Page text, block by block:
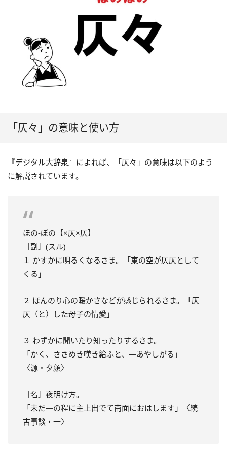
「仄々」の意味と使い方
『デジタル大辞泉』によれば、「仄々」の意味は以下のよう
に解説されています。
ほの‐ぼの【×仄×仄】
［副］(スル)
１ かすかに明るくなるさま。「東の空が仄仄として
くる」
２ ほんのり心の暖かさなどが感じられるさま。「仄
仄（と）した母子の情愛」
３ わずかに聞いたり知ったりするさま。
「かく、ささめき嘆き給ふと、―あやしがる」
〈源・夕顔〉
［名］夜明け方。
「未だ―の程に主上出でて南面におはします」〈続
古事談・一〉